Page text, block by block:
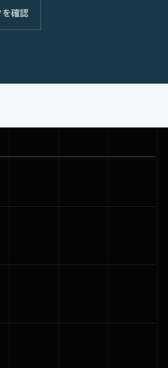
を確認